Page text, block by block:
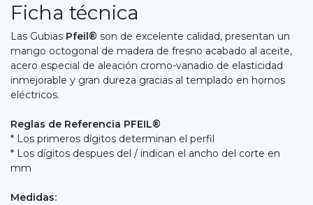
Ficha técnica
Las Gubias Pfeil® son de excelente calidad, presentan un
mango octogonal de madera de fresno acabado al aceite,
acero especial de aleación cromo-vanadio de elasticidad
inmejorable y gran dureza gracias al templado en hornos
eléctricos.
Reglas de Referencia PFEIL®
* Los primeros dígitos determinan el perfil
* Los dígitos despues del / indican el ancho del corte en
mm
Medidas: